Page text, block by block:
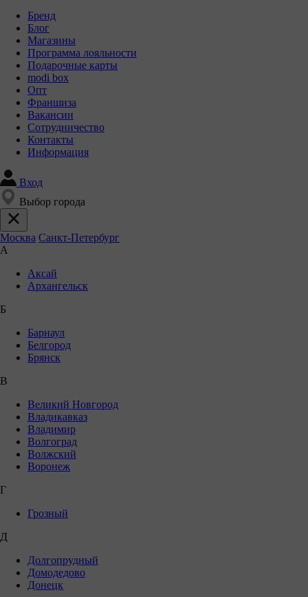
Бренд
Блог
Магазины
Программа лояльности
Подарочные карты
modi box
Опт
Франшиза
Вакансии
Сотрудничество
Контакты
Информация
Вход
Выбор города
Москва Санкт-Петербург
А
Аксай
Архангельск
Б
Барнаул
Белгород
Брянск
В
Великий Новгород
Владикавказ
Владимир
Волгоград
Волжский
Воронеж
Г
Грозный
Д
Долгопрудный
Домодедово
Донецк